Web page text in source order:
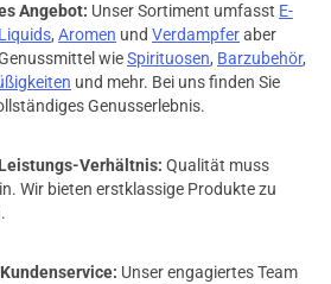
Angebot: Unser Sortiment umfasst E-
, Aromen und Verdampferaber
wieSpirituosen, Barzubehör,
und mehr. Bei uns finden Sie
Genusserlebnis.
Verhältnis: Qualität muss
Wir bieten erstklassige Produkte zu
Unser engagiertes Team